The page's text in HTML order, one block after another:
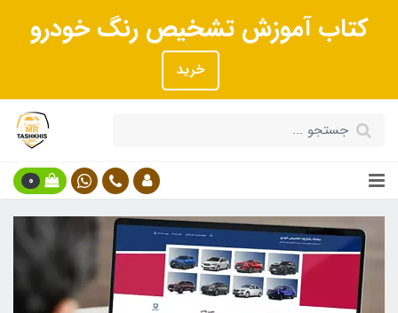
کتاب آموزش تشخیص رنگ خودرو
خرید
0